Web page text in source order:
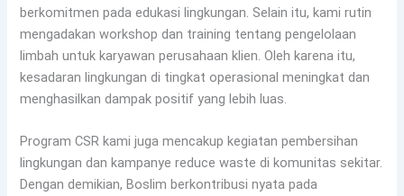
berkomitmen pada edukasi lingkungan. Selain itu, kami rutin
mengadakan workshop dan training tentang pengelolaan
limbah untuk karyawan perusahaan klien. Oleh karena itu,
kesadaran lingkungan di tingkat operasional meningkat dan
menghasilkan dampak positif yang lebih luas.
Program CSR kami juga mencakup kegiatan pembersihan
lingkungan dan kampanye reduce waste di komunitas sekitar.
Dengan demikian, Boslim berkontribusi nyata pada